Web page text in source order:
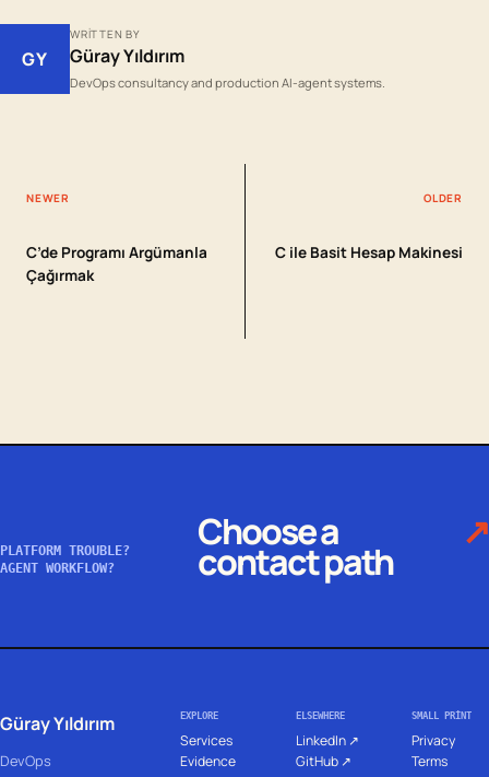
GY
WRITTEN BY
Güray Yıldırım
DevOps consultancy and production AI-agent systems.
NEWER
C’de Programı Argümanla
Çağırmak
OLDER
C ile Basit Hesap Makinesi
PLATFORM TROUBLE?
AGENT WORKFLOW?
Choose a
contact path
↗
Güray Yıldırım
DevOps
EXPLORE
Services
Evidence
ELSEWHERE
LinkedIn ↗
GitHub ↗
SMALL PRINT
Privacy
Terms